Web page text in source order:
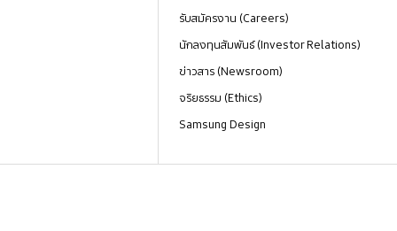
รับสมัครงาน (Careers)
นักลงทุนสัมพันธ์ (Investor Relations)
ข่าวสาร (Newsroom)
จริยธรรม (Ethics)
Samsung Design